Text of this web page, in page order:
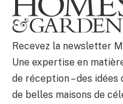
BULLETIN
Recevez la newsletter
Une expertise en
de réception – des
de belles maisons de